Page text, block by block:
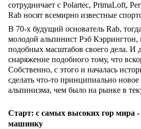
сотрудничает с Polartec, PrimaLoft,
Rab носят всемирно известные
В 70-х будущий основатель Rab,
молодой альпинист Рэб Кэррингтон,
подобных масштабов своего дела. И
снаряжение подобного тому, что
Собственно, с этого и началась
сделать что-то принципиально
альпинизма, чем было на рынке в
Старт: с самых высоких гор мира
машинку